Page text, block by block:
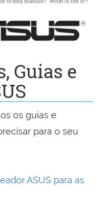
Guias e
os guias e
para o seu
ASUS para as